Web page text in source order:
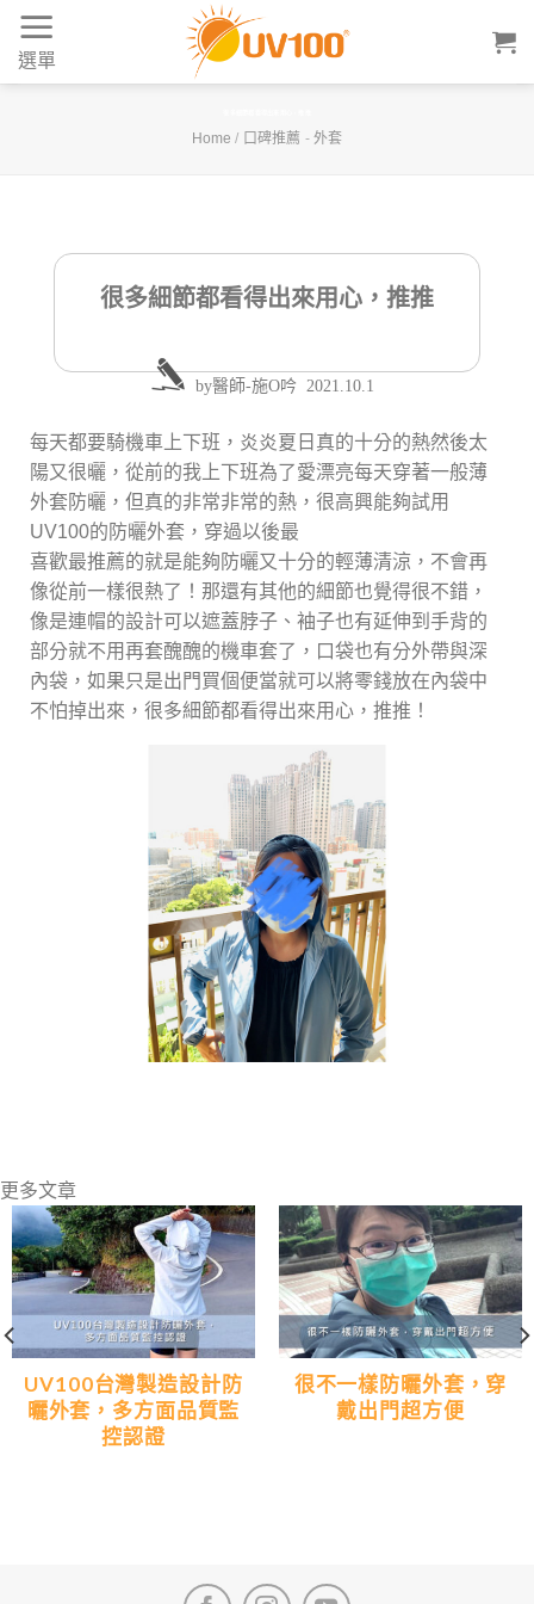
Skip
content
選單
Home / 口碑推薦 - 外套
很多細節都看得出來用心，推推
by醫師-施O吟 2021.10.1
每天都要騎機車上下班，炎炎夏日真的十分的熱然後太
陽又很曬，從前的我上下班為了愛漂亮每天穿著一般薄
外套防曬，但真的非常非常的熱，很高興能夠試用
UV100的防曬外套，穿過以後最
喜歡最推薦的就是能夠防曬又十分的輕薄清涼，不會再
像從前一樣很熱了！那還有其他的細節也覺得很不錯，
像是連帽的設計可以遮蓋脖子、袖子也有延伸到手背的
部分就不用再套醜醜的機車套了，口袋也有分外帶與深
內袋，如果只是出門買個便當就可以將零錢放在內袋中
不怕掉出來，很多細節都看得出來用心，推推！
更多文章
UV100台灣製造設計防
曬外套，多方面品質監
控認證
很不一樣防曬外套，穿
戴出門超方便